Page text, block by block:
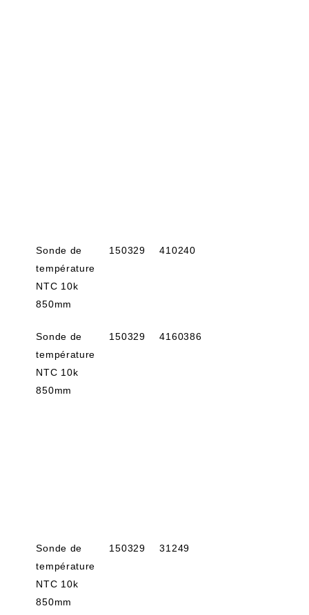
Sonde de
température
NTC 10k
850mm
150329 410240
Sonde de
température
NTC 10k
850mm
150329 4160386
Sonde de
température
NTC 10k
850mm
150329 31249